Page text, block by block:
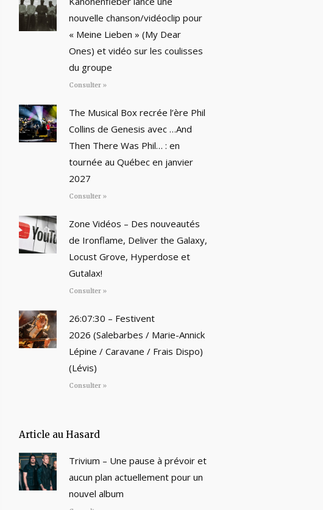
nouvelle chanson/vidéoclip pour
« Meine Lieben » (My Dear
Ones) et vidéo sur les coulisses
du groupe
Consulter »
The Musical Box recrée l’ère Phil
Collins de Genesis avec …And
Then There Was Phil… : en
tournée au Québec en janvier
2027
Consulter »
Zone Vidéos – Des nouveautés
de Ironflame, Deliver the Galaxy,
Locust Grove, Hyperdose et
Gutalax!
Consulter »
26:07:30 – Festivent
2026 (Salebarbes / Marie-Annick
Lépine / Caravane / Frais Dispo)
(Lévis)
Consulter »
Article au Hasard
Trivium – Une pause à prévoir et
aucun plan actuellement pour un
nouvel album